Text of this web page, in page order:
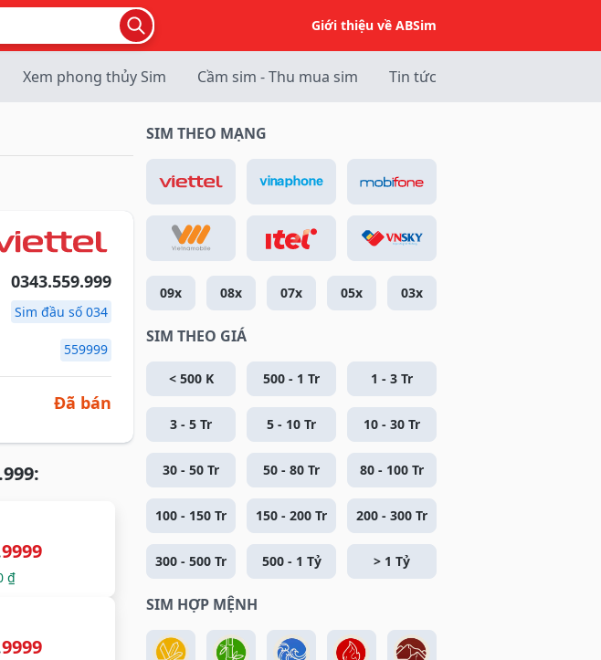
Giới thiệu về ABSim
Xem phong thủy Sim Cầm sim - Thu mua sim Tin tức
0343.559.999
Sim đầu số 034
559999
Đã bán
9999
₫
9999
SIM THEO MẠNG
09x 08x 07x 05x 03x
SIM THEO GIÁ
< 500 K 500 - 1 Tr 1 - 3 Tr
3 - 5 Tr 5 - 10 Tr 10 - 30 Tr
30 - 50 Tr 50 - 80 Tr 80 - 100 Tr
100 - 150 Tr 150 - 200 Tr 200 - 300 Tr
300 - 500 Tr 500 - 1 Tỷ > 1 Tỷ
SIM HỢP MỆNH